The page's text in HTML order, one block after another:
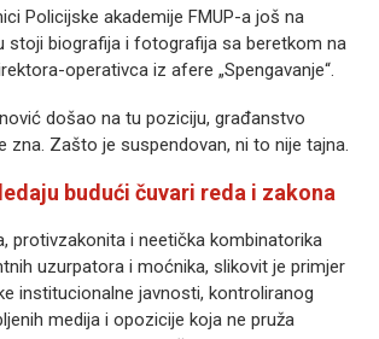
Policijske akademije FMUP-a još na
stoji biografija i fotografija sa beretkom na
operativca iz afere „Spengavanje“.
došao na tu poziciju, građanstvo
zna. Zašto je suspendovan, ni to nije tajna.
budući čuvari reda i zakona
protivzakonita i neetička kombinatorika
uzurpatora i moćnika, slikovit je primjer
institucionalne javnosti, kontroliranog
medija i opozicije koja ne pruža